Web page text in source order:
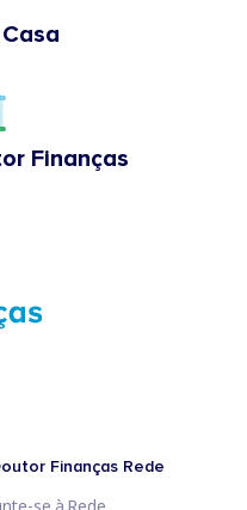
Finanças
Finanças Rede